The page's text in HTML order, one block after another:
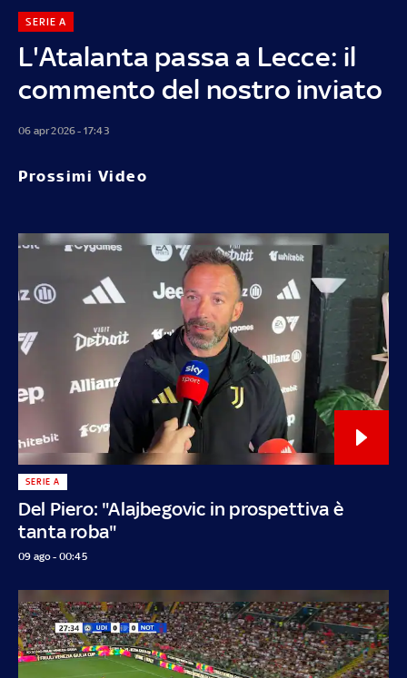
L'Atalanta passa a Lecce: il
commento del nostro inviato
SERIE A
06 apr 2026 - 17:43
Prossimi Video
Del Piero: "Alajbegovic in prospettiva è
tanta roba"
SERIE A
09 ago - 00:45